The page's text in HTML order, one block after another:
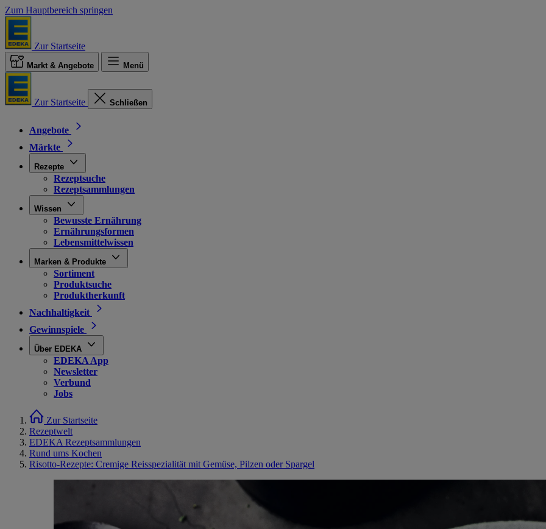
Zum Hauptbereich springen
Zur Startseite
Markt & Angebote Menü
Zur Startseite Schließen
Angebote
Märkte
Rezepte
Rezeptsuche
Rezeptsammlungen
Wissen
Bewusste Ernährung
Ernährungsformen
Lebensmittelwissen
Marken & Produkte
Sortiment
Produktsuche
Produktherkunft
Nachhaltigkeit
Gewinnspiele
Über EDEKA
EDEKA App
Newsletter
Verbund
Jobs
Zur Startseite
Rezeptwelt
EDEKA Rezeptsammlungen
Rund ums Kochen
Risotto-Rezepte: Cremige Reisspezialität mit Gemüse, Pilzen oder Spargel